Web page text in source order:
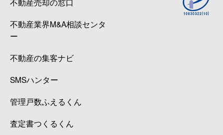
不動産業界M&A相談センタ
ー
不動産の集客ナビ
SMSハンター
管理戸数ふえるくん
査定書つくるくん